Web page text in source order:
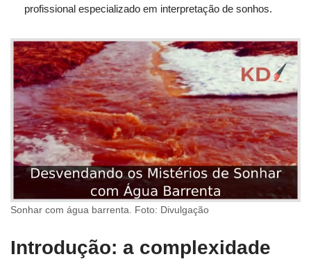
profissional especializado em interpretação de sonhos.
Sonhar com água barrenta. Foto: Divulgação
Introdução: a complexidade